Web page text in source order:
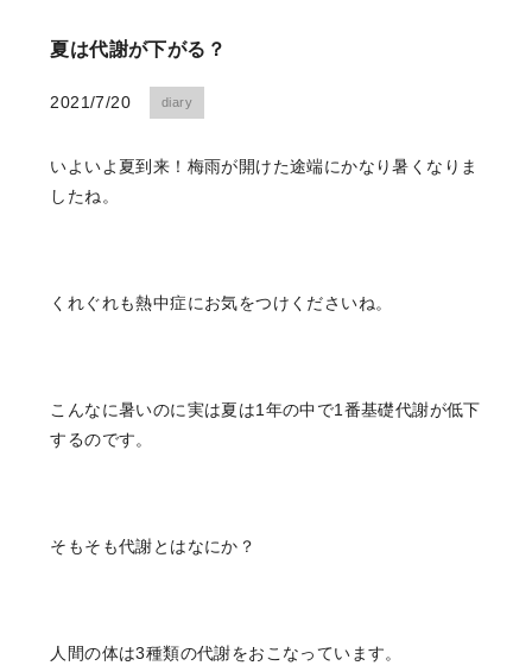
CONTACT
お問い合わせ
RESERVE
夏は代謝が下がる？
2021/7/20 diary
いよいよ夏到来！梅雨が開けた途端にかなり暑くなりま
したね。
くれぐれも熱中症にお気をつけくださいね。
こんなに暑いのに実は夏は1年の中で1番基礎代謝が低下
するのです。
そもそも代謝とはなにか？
人間の体は3種類の代謝をおこなっています。